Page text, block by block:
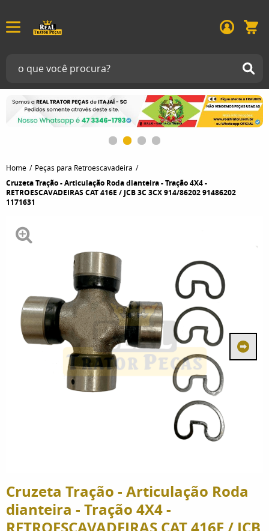
Home Peças para Retroescavadeira
Cruzeta Tração - Articulação Roda dianteira - Tração 4X4 -
RETROESCAVADEIRAS CAT 416E / JCB 3C 3CX 914/86202 91486202
1171631
Cruzeta Tração - Articulação Roda
dianteira - Tração 4X4 -